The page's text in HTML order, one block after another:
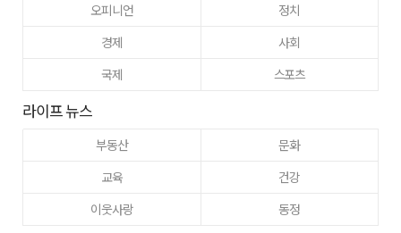
오피니언
정치
경제
사회
국제
스포츠
라이프 뉴스
부동산
문화
교육
건강
이웃사랑
동정